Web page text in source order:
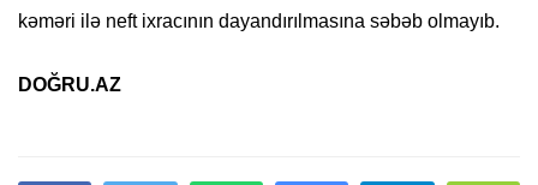
kəməri ilə neft ixracının dayandırılmasına səbəb olmayıb.
DOĞRU.AZ